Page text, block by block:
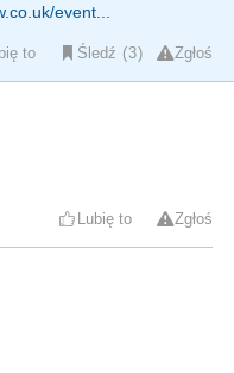
event...
to Śledź 3 Zgłoś
Lubię to Zgłoś